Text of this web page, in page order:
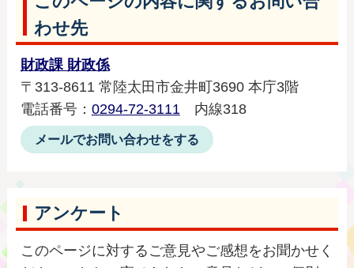
わせ先
財政課 財政係
〒313-8611 常陸太田市金井町3690 本庁3階
電話番号： 0294-72-3111内線318
メールでお問い合わせをする
アンケート
このページに対するご意見やご感想をお聞かせく